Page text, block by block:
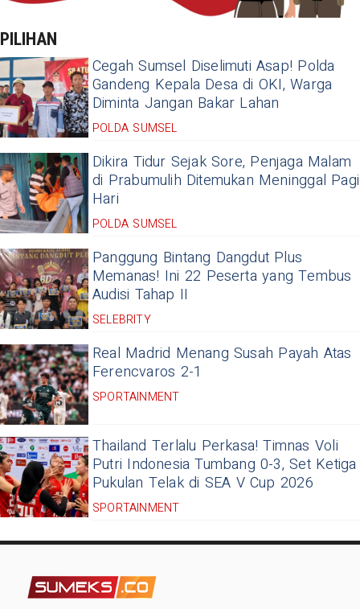
PILIHAN
Cegah Sumsel Diselimuti Asap! Polda
Gandeng Kepala Desa di OKI, Warga
Diminta Jangan Bakar Lahan
POLDA SUMSEL
Dikira Tidur Sejak Sore, Penjaga Malam
di Prabumulih Ditemukan Meninggal Pagi
Hari
POLDA SUMSEL
Panggung Bintang Dangdut Plus
Memanas! Ini 22 Peserta yang Tembus
Audisi Tahap II
SELEBRITY
Real Madrid Menang Susah Payah Atas
Ferencvaros 2-1
SPORTAINMENT
Thailand Terlalu Perkasa! Timnas Voli
Putri Indonesia Tumbang 0-3, Set Ketiga
Pukulan Telak di SEA V Cup 2026
SPORTAINMENT